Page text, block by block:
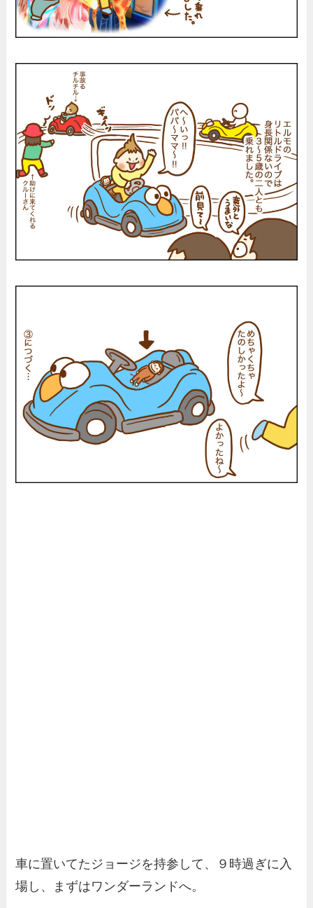
車に置いてたジョージを持参して、９時過ぎに入
場し、まずはワンダーランドへ。